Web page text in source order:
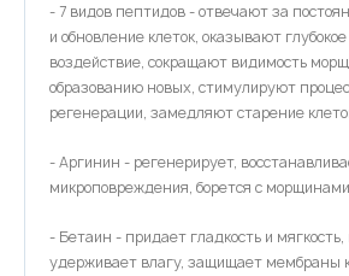
- 7 видов пептидов - отвечают за
и обновление клеток, оказывают
воздействие, сокращают видимость
образованию новых, стимулируют
регенерации, замедляют старение
- Аргинин - регенерирует,
микроповреждения, борется с
- Бетаин - придает гладкость и мягкость,
удерживает влагу, защищает мембраны